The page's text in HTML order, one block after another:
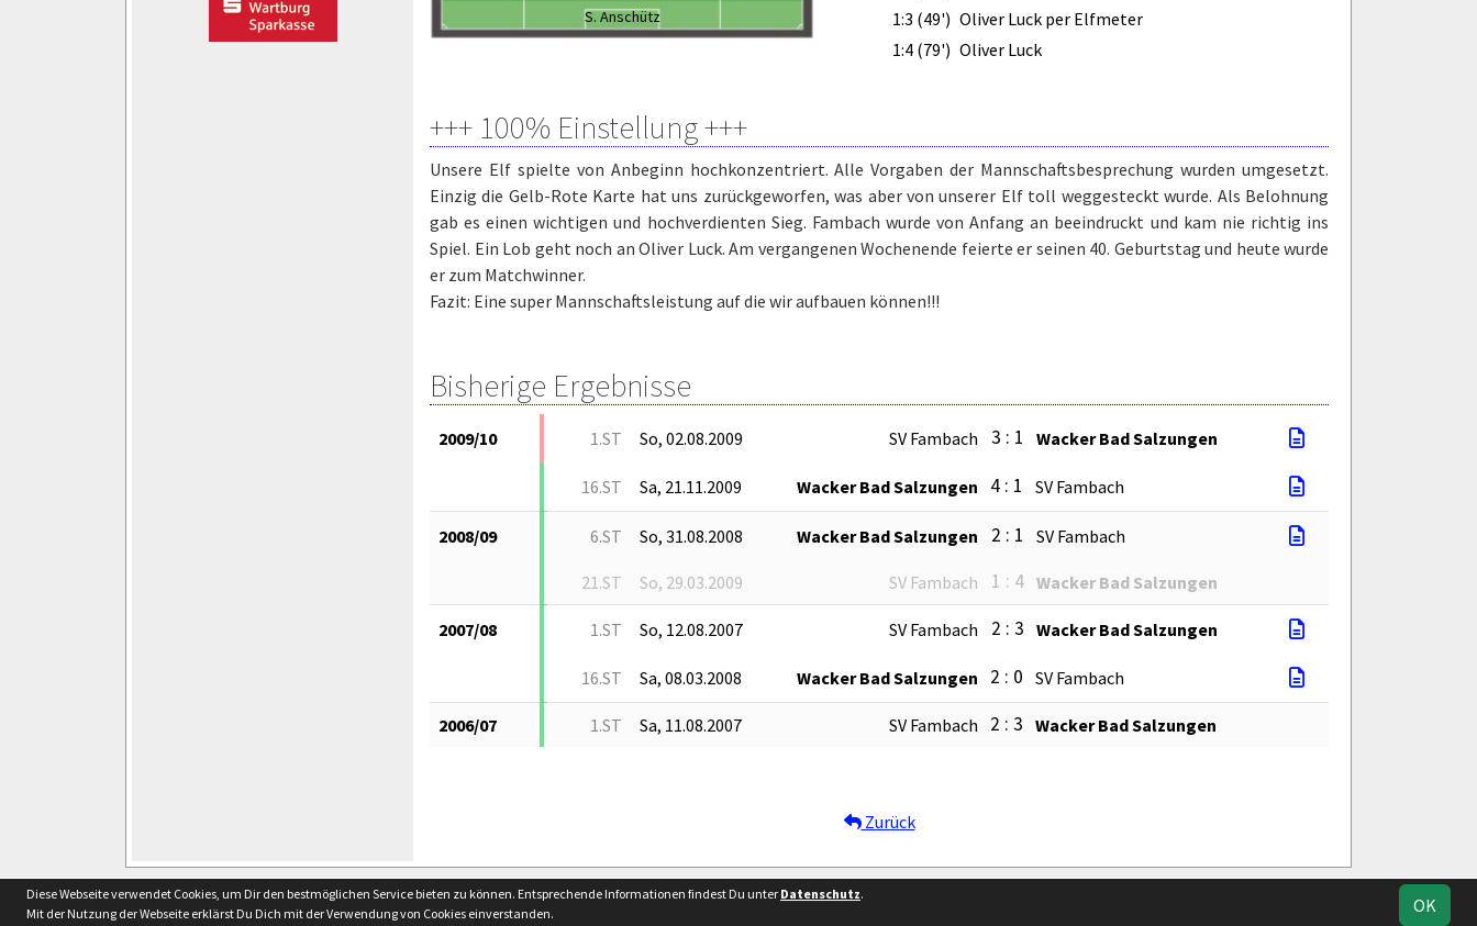
S. Anschütz
1:3 (49') Oliver Luck per Elfmeter
1:4 (79') Oliver Luck
+++ 100% Einstellung +++
Unsere Elf spielte von Anbeginn hochkonzentriert. Alle Vorgaben der Mannschaftsbesprechung wurden umgesetzt.
Einzig die Gelb-Rote Karte hat uns zurückgeworfen, was aber von unserer Elf toll weggesteckt wurde. Als Belohnung
gab es einen wichtigen und hochverdienten Sieg. Fambach wurde von Anfang an beeindruckt und kam nie richtig ins
Spiel. Ein Lob geht noch an Oliver Luck. Am vergangenen Wochenende feierte er seinen 40. Geburtstag und heute wurde
er zum Matchwinner.
Fazit: Eine super Mannschaftsleistung auf die wir aufbauen können!!!
Bisherige Ergebnisse
2009/10 1.ST So, 02.08.2009 SV Fambach 3 : 1 Wacker Bad Salzungen
16.ST Sa, 21.11.2009 Wacker Bad Salzungen 4 : 1 SV Fambach
2008/09 6.ST So, 31.08.2008 Wacker Bad Salzungen 2 : 1 SV Fambach
21.ST So, 29.03.2009 SV Fambach 1 : 4 Wacker Bad Salzungen
2007/08 1.ST So, 12.08.2007 SV Fambach 2 : 3 Wacker Bad Salzungen
16.ST Sa, 08.03.2008 Wacker Bad Salzungen 2 : 0 SV Fambach
2006/07 1.ST Sa, 11.08.2007 SV Fambach 2 : 3 Wacker Bad Salzungen
Zurück
soccero.de
© 2006 - 2026
Besucherstatistik
OK
Diese Webseite verwendet Cookies, um Dir den bestmöglichen Service bieten zu können. Entsprechende Informationen findest Du unter Datenschutz.
Mit der Nutzung der Webseite erklärst Du Dich mit der Verwendung von Cookies einverstanden.